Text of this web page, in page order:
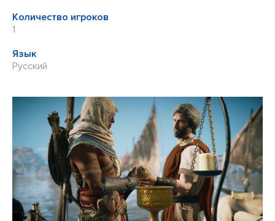
Количество игроков
1
Язык
Русский